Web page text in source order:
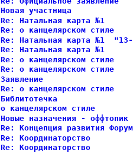
Новая
Re: Натальная
Re: о канцелярском
Re: Натальная карта №1
Re: Натальная
Re: о канцелярском
Re: о канцелярском
Re: о канцелярском
о канцелярском
Новые назначения -
Re: Концепция развития
Re:
Re: